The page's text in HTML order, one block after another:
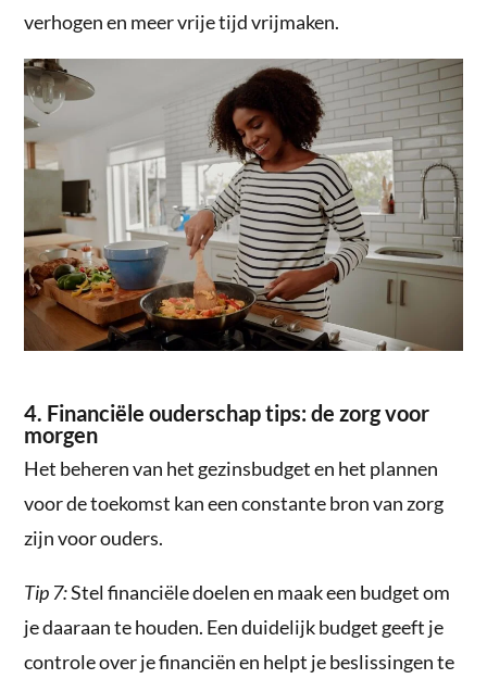
verhogen en meer vrije tijd vrijmaken.
4. Financiële ouderschap tips: de zorg voor
morgen
Het beheren van het gezinsbudget en het plannen
voor de toekomst kan een constante bron van zorg
zijn voor ouders.
Tip 7:Stel financiële doelen en maak een budget om
je daaraan te houden. Een duidelijk budget geeft je
controle over je financiën en helpt je beslissingen te